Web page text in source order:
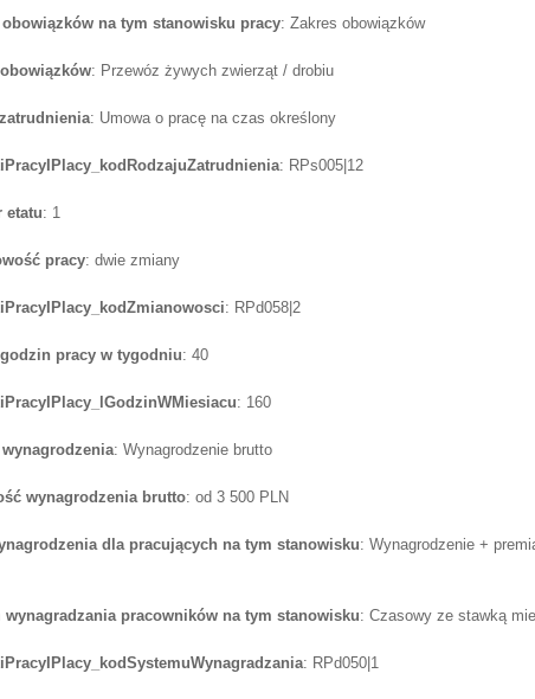
obowiązków na tym stanowisku pracy: Zakres obowiązków
: Przewóz żywych zwierząt / drobiu
: Umowa o pracę na czas określony
: RPs005|12
etatu: 1
pracy: dwie zmiany
: RPd058|2
pracy w tygodniu: 40
: 160
: Wynagrodzenie brutto
wynagrodzenia brutto: od 3 500 PLN
dla pracujących na tym stanowisku: Wynagrodzenie +
wynagradzania pracowników na tym stanowisku: Czasowy ze stawką
: RPd050|1